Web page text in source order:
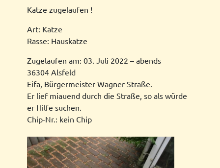
Katze zugelaufen !
Art: Katze
Rasse: Hauskatze
Zugelaufen am: 03. Juli 2022 – abends
36304 Alsfeld
Eifa, Bürgermeister-Wagner-Straße.
Er lief miauend durch die Straße, so als würde
er Hilfe suchen.
Chip-Nr.: kein Chip